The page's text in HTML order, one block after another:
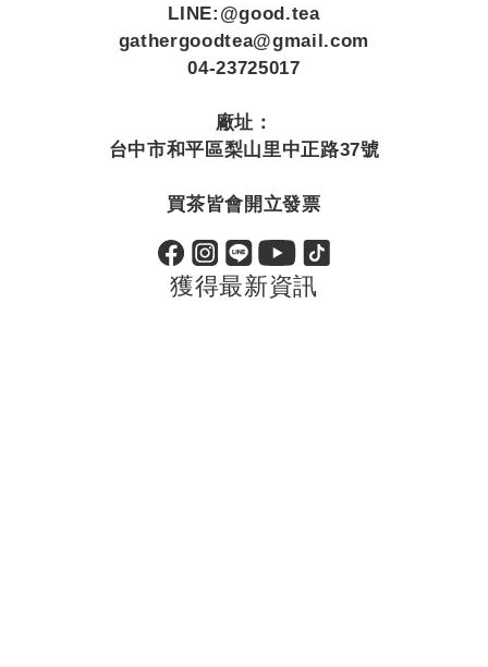
LINE:@good.tea
gathergoodtea@gmail.com
04-23725017
廠址：
台中市和平區梨山里中正路37號
買茶皆會開立發票
獲得最新資訊